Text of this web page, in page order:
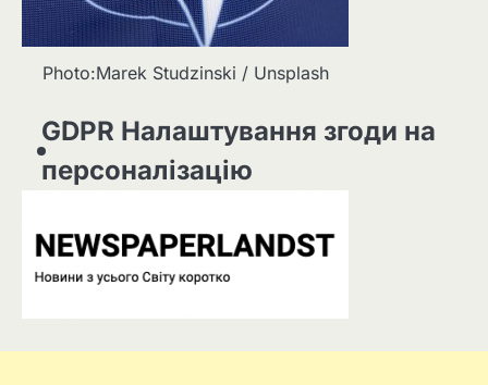
Photo:Marek Studzinski / Unsplash
GDPR Налаштування згоди на
персоналізацію